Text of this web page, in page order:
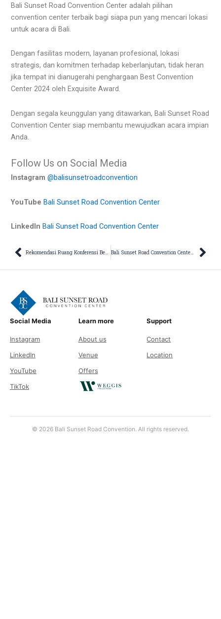
Bali Sunset Road Convention Center adalah pilihan
convention center terbaik bagi siapa pun yang mencari lokasi
untuk acara di Bali.
Dengan fasilitas modern, layanan profesional, lokasi
strategis, dan komitmen terhadap keberlanjutan, tidak heran
jika tempat ini dianugerahi penghargaan Best Convention
Center 2024 oleh Exquisite Award.
Dengan segala keunggulan yang ditawarkan, Bali Sunset Road
Convention Center siap membantu mewujudkan acara impian
Anda.
Follow Us on Social Media
Instagram @balisunsetroadconvention
YouTube Bali Sunset Road Convention Center
LinkedIn Bali Sunset Road Convention Center
Prev Rekomendasi Ruang Konferensi Besar di Indonesia untuk Acara Bisnis Bali Sunset Road Convention Center: Venue untuk Job Fair Ideal di Bali
Social Media
Instagram
LinkedIn
YouTube
TikTok
Learn more
About us
Venue
Offers
Support
Contact
Location
© 2026 Bali Sunset Road Convention. All rights reserved.